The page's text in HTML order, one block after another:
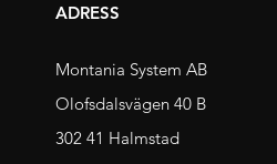
ADRESS
Montania System AB
Olofsdalsvägen 40 B
302 41 Halmstad